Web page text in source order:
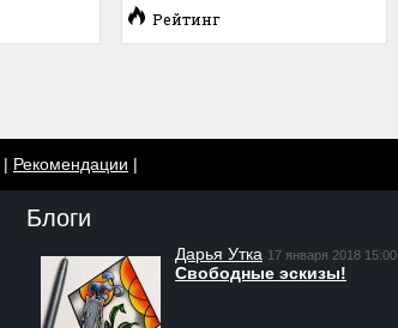
Рейтинг
| Рекомендации |
Блоги
Дарья Утка 17 января 2018 15:00
Свободные эскизы!